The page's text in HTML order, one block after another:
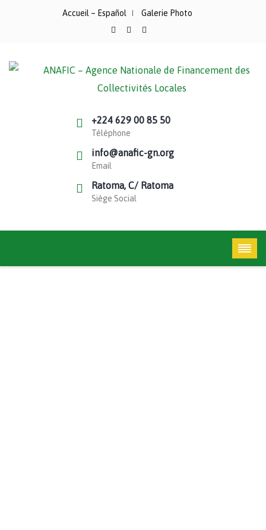
Accueil – Español Galerie Photo
+224 629 00 85 50
Téléphone
info@anafic-gn.org
Email
Ratoma, C/ Ratoma
Siège Social